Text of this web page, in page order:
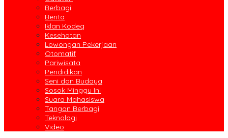
Berbagi
Berita
Iklan Kodeq
Kesehatan
Lowongan Pekerjaan
Otomatif
Pariwisata
Pendidikan
Seni dan Budaya
Sosok Minggu Ini
Suara Mahasiswa
Tangan Berbagi
Teknologi
Video